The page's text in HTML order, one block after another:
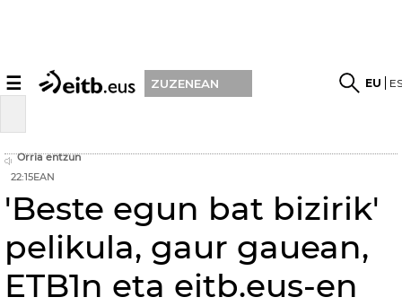
☰ ZUZENEAN EU
Orria entzun
22:15EAN
'Beste egun bat bizirik'
pelikula, gaur gauean,
ETB1n eta eitb.eus-en